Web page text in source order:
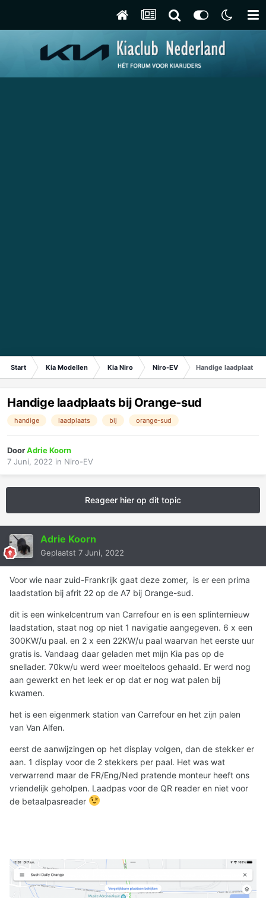
Start Kia Modellen Kia Niro Niro-EV Handige laadplaats
Handige laadplaats bij Orange-sud
handige laadplaats bij orange-sud
DoorAdrie Koorn
7 Juni, 2022 in Niro-EV
Reageer hier op dit topic
Adrie Koorn
Geplaatst 7 Juni, 2022
Voor wie naar zuid-Frankrijk gaat deze zomer, is er een prima
laadstation bij afrit 22 op de A7 bij Orange-sud.
dit is een winkelcentrum van Carrefour en is een splinternieuw
laadstation, staat nog op niet 1 navigatie aangegeven. 6 x een
300KW/u paal. en 2 x een 22KW/u paal waarvan het eerste uur
gratis is. Vandaag daar geladen met mijn Kia pas op de
snellader. 70kw/u werd weer moeiteloos gehaald. Er werd nog
aan gewerkt en het leek er op dat er nog wat palen bij
kwamen.
het is een eigenmerk station van Carrefour en het zijn palen
van Van Alfen.
eerst de aanwijzingen op het display volgen, dan de stekker er
aan. 1 display voor de 2 stekkers per paal. Het was wat
verwarrend maar de FR/Eng/Ned pratende monteur heeft ons
vriendelijk geholpen. Laadpas voor de QR reader en niet voor
de betaalpasreader